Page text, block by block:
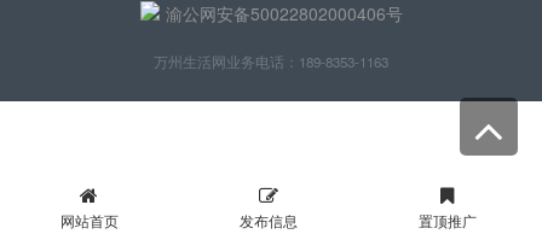
渝公网安备50022802000406号
万州生活网业务电话：189-8353-1163
网站首页 发布信息 置顶推广